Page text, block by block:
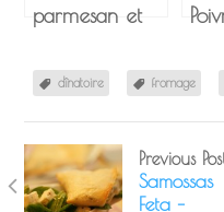
parmesan et
pavot
bas
dînatoire fromage
Previous
Samossas
Feta –